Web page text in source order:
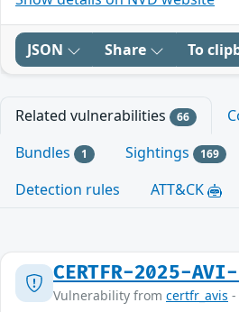
JSON Share To
Related vulnerabilities 66
Bundles 1 Sightings 169
Detection rules
ATT&CK
CERTFR-2025-
Vulnerability from certfr_avis -